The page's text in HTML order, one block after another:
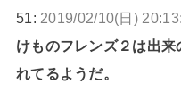
51: 2019/02/10(日)
けものフレンズ２は出
れてるようだ。